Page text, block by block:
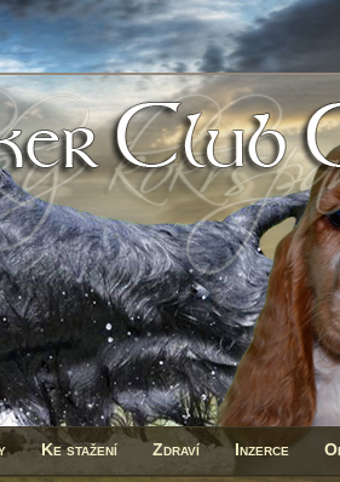
Ke stažení Zdraví Inzerce